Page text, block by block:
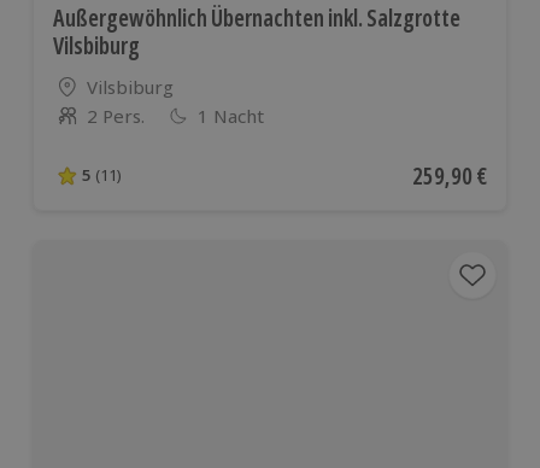
Außergewöhnlich Übernachten inkl. Salzgrotte
Vilsbiburg
Standort
Vilsbiburg
Anzahl der Teilnehmer
2 Pers. 1 Nacht
5 von 5 Sternen basierend auf 11 Bewertungen
5 (11) Aktueller Preis
259,90 €